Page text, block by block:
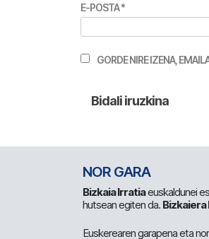
E-POSTA*
GORDE NIRE IZENA,
NOR GARA
Bizkaia Irratiaeuskaldunei
hutsean egiten da.
Euskerearen garapena eta